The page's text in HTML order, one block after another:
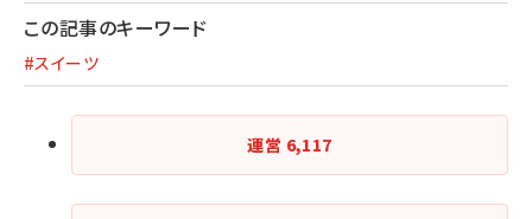
り
この記事のキーワード
#スイーツ
運営 6,117